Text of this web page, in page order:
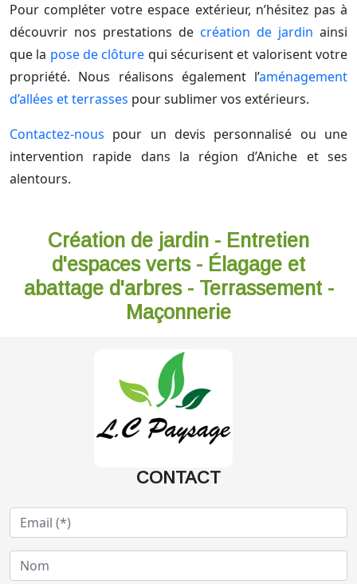
Pour compléter votre espace extérieur, n’hésitez pas à
découvrir nos prestations de création de jardin ainsi
que la pose de clôture qui sécurisent et valorisent votre
propriété. Nous réalisons également l’aménagement
d’allées et terrasses pour sublimer vos extérieurs.
Contactez-nous pour un devis personnalisé ou une
intervention rapide dans la région d’Aniche et ses
alentours.
Création de jardin - Entretien
d'espaces verts - Élagage et
abattage d'arbres - Terrassement -
Maçonnerie
CONTACT